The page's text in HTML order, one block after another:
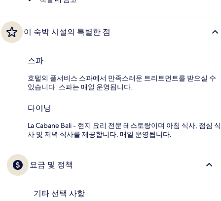
이 숙박 시설의 특별한 점
스파
호텔의 풀서비스 스파에서 만족스러운 트리트먼트를 받으실 수
있습니다. 스파는 매일 운영됩니다.
다이닝
La Cabane Bali - 현지 요리 전문 레스토랑이며 아침 식사, 점심 식
사 및 저녁 식사를 제공합니다. 매일 운영됩니다.
요금 및 정책
기타 선택 사항